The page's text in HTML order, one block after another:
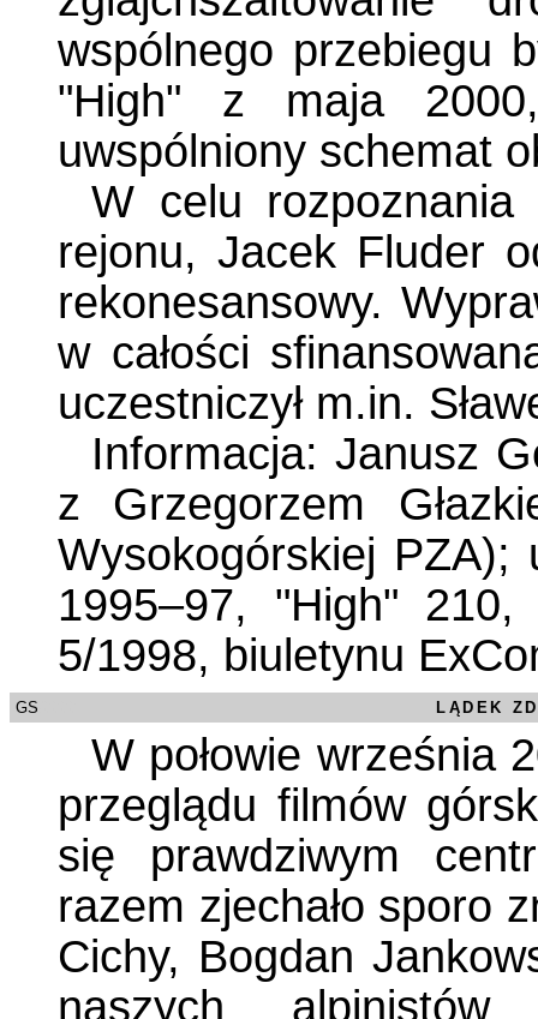
wspólnego przebiegu
"High" z maja
uwspólniony schemat
W celu rozpoznania
rejonu, Jacek Fluder
rekonesansowy.
w całości
uczestniczył m.in.
Informacja: Janusz
z Grzegorzem
Wysokogórskiej PZA);
1995–97, "High"
5/1998, biuletynu
GS LĄDEK
W połowie września
przeglądu filmów
się prawdziwym
razem zjechało sporo
Cichy, Bogdan
naszych alpinistów